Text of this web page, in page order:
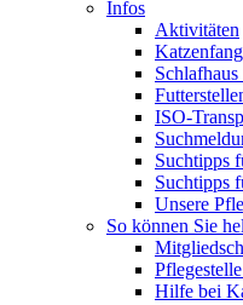
Infos
Aktivitäten
ISO-
Suchtipps
Suchtipps
Unsere
So können Sie
Hilfe bei